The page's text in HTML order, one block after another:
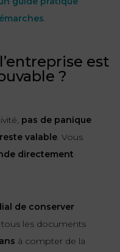
.
est
?
pas de panique
valable. Vous
directement
de conserver
les documents
à compter de la